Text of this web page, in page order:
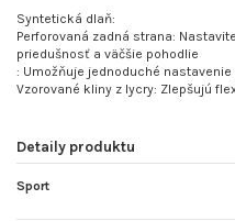
Syntetická dlaň:
Perforovaná zadná strana:
priedušnosť a väčšie pohodlie
: Umožňuje jednoduché nastavenie
Vzorované kliny z lycry: Zlepšujú
Detaily produktu
Sport